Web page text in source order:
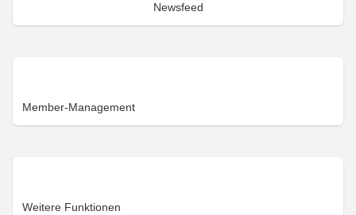
Newsfeed
Member-Management
Weitere Funktionen